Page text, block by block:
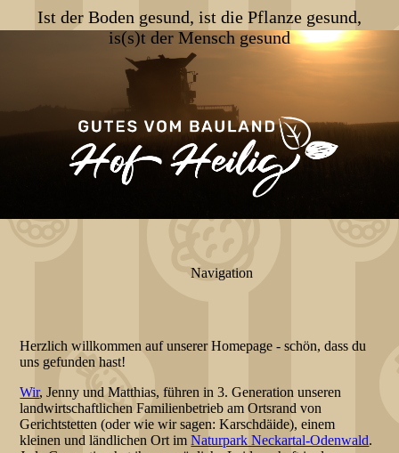
Ist der Boden gesund, ist die Pflanze gesund,
is(s)t der Mensch gesund
Navigation
Herzlich willkommen auf unserer Homepage - schön, dass du
uns gefunden hast!
Wir, Jenny und Matthias, führen in 3. Generation unseren
landwirtschaftlichen Familienbetrieb am Ortsrand von
Gerichtstetten (oder wie wir sagen: Karschdäide), einem
kleinen und ländlichen Ort imNaturpark Neckartal-Odenwald.